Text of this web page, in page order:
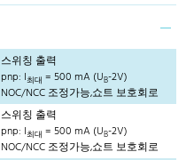
스위칭 출력
pnp: I최대 = 500 mA (UB-2V)
NOC/NCC 조정가능,쇼트 보호회로
스위칭 출력
pnp: I최대 = 500 mA (UB-2V)
NOC/NCC 조정가능,쇼트 보호회로